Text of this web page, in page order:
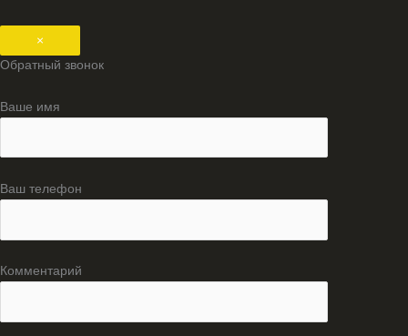
×
Обратный звонок
Ваше имя
Ваш телефон
Комментарий